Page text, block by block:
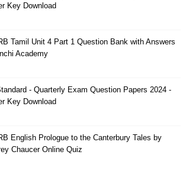
Key Download
Tamil Unit 4 Part 1 Question Bank with Answers
Academy
- Quarterly Exam Question Papers 2024 -
Key Download
English Prologue to the Canterbury Tales by
Chaucer Online Quiz